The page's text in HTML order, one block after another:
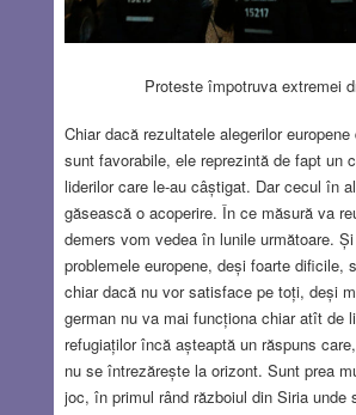
Proteste împotruva extremei
Chiar dacă rezultatele alegerilor
sunt favorabile, ele reprezintă de fapt un
liderilor care le-au câștigat. Dar cecul în
găsească o acoperire. În ce măsură va
demers vom vedea în lunile următoare.
problemele europene, deși foarte dificile,
chiar dacă nu vor satisface pe toți, deși
german nu va mai funcționa chiar atît de
refugiaților încă așteaptă un răspuns
nu se întrezărește la orizont. Sunt prea
joc, în primul rând războiul din Siria unde